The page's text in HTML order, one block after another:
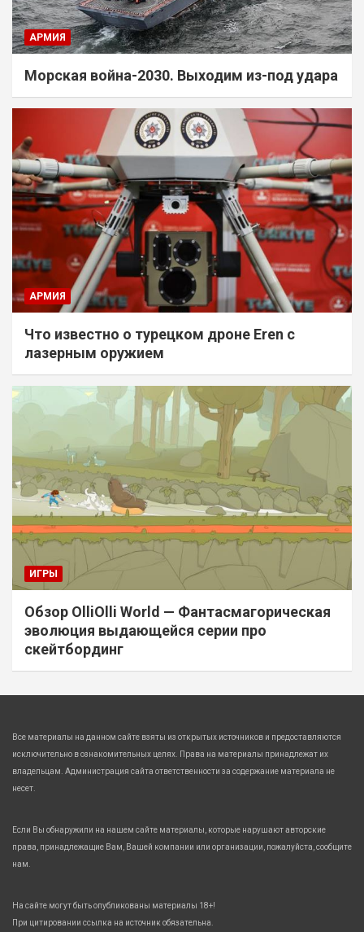
АРМИЯ
Морская война-2030. Выходим из-под удара
АРМИЯ
Что известно о турецком дроне Eren с
лазерным оружием
ИГРЫ
Обзор OlliOlli World — Фантасмагорическая
эволюция выдающейся серии про
скейтбординг
Все материалы на данном сайте взяты из открытых источников и предоставляются
исключительно в ознакомительных целях. Права на материалы принадлежат их
владельцам. Администрация сайта ответственности за содержание материала не
несет.
Если Вы обнаружили на нашем сайте материалы, которые нарушают авторские
права, принадлежащие Вам, Вашей компании или организации, пожалуйста, сообщите
нам.
На сайте могут быть опубликованы материалы 18+!
При цитировании ссылка на источник обязательна.